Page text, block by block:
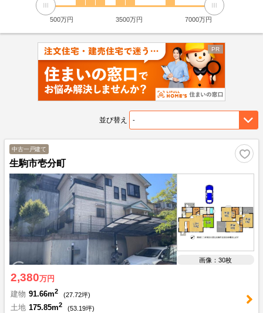
500万円 3500万円 7000万円
並び替え
中古一戸建て
生駒市壱分町
画像：30枚
2,380万円
建物 91.66m2 (27.72坪)
土地 175.85m2 (53.19坪)